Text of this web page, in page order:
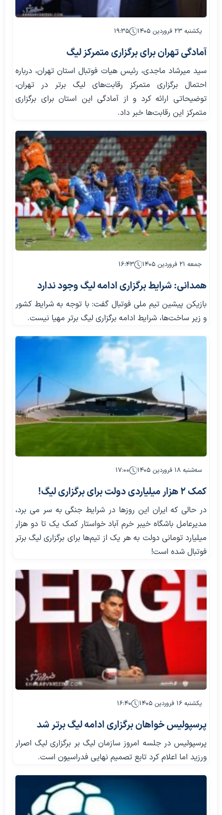
یکشنبه ۲۳ فروردین ۱۴۰۵ ۱۹:۳۵
آمادگی تهران برای برگزاری متمرکز لیگ
سید میرشاد ماجدی، رئیس هیات فوتبال استان تهران، درباره
احتمال برگزاری متمرکز رقابت‌های لیگ برتر در تهران،
توضیحاتی ارائه کرد و از آمادگی این استان برای برگزاری
متمرکز این رقابت‌ها خبر داد.
جمعه ۲۱ فروردین ۱۴۰۵ ۱۶:۴۳
همدانی: شرایط برگزاری ادامه لیگ وجود ندارد
بازیکن پیشین تیم ملی فوتبال گفت: با توجه به شرایط کشور
و زیر ساخت‌‌ها، شرایط ادامه برگزاری لیگ برتر مهیا نیست.
سه‌شنبه ۱۸ فروردین ۱۴۰۵ ۱۷:۰۰
کمک ۲ هزار میلیاردی دولت برای برگزاری لیگ!
در حالی که ایران این روزها در شرایط جنگی به سر می برد،
مدیرعامل باشگاه خیبر خرم آباد خواستار کمک یک تا دو هزار
میلیارد تومانی دولت به هر یک از تیم‌ها برای برگزاری لیگ برتر
فوتبال شده است!
یکشنبه ۱۶ فروردین ۱۴۰۵ ۱۶:۴۰
پرسپولیس خواهان برگزاری ادامه لیگ برتر شد
پرسپولیس در جلسه امروز سازمان لیگ بر برگزاری لیگ اصرار
ورزید اما اعلام کرد تابع تصمیم نهایی فدراسیون است.